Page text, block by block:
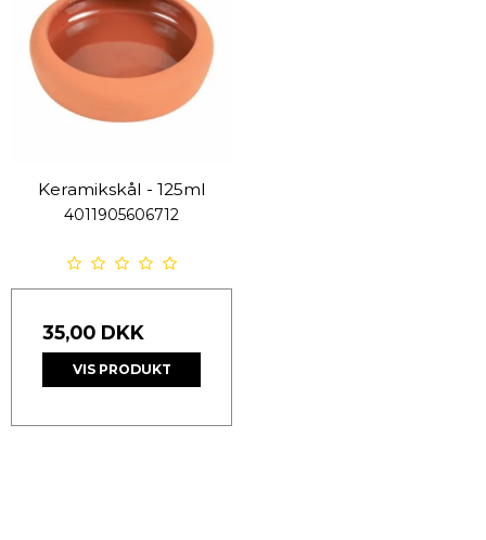
Keramikskål - 125ml
4011905606712
35,00 DKK
VIS PRODUKT